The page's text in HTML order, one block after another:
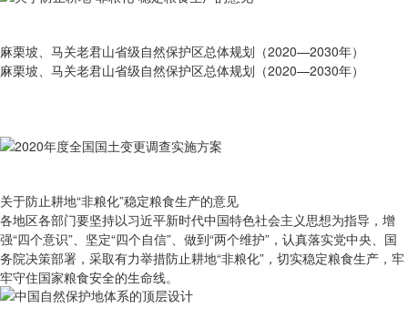
麻栗坡、马关老君山省级自然保护区总体规划（2020—2030年）
麻栗坡、马关老君山省级自然保护区总体规划（2020—2030年）
关于防止耕地“非粮化”稳定粮食生产的意见
各地区各部门要坚持以习近平新时代中国特色社会主义思想为指导，增
强“四个意识”、坚定“四个自信”、做到“两个维护”，认真落实党中央、国
务院决策部署，采取有力举措防止耕地“非粮化”，切实稳定粮食生产，牢
牢守住国家粮食安全的生命线。